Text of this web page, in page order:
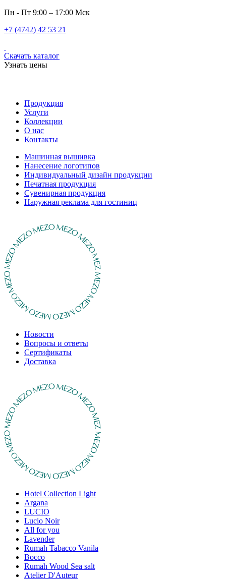
Пн - Пт 9:00 – 17:00 Мск
+7 (4742) 42 53 21
Скачать каталог
Узнать цены
Продукция
Услуги
Коллекции
О нас
Контакты
Машинная вышивка
Нанесение логотипов
Индивидуальный дизайн продукции
Печатная продукция
Сувенирная продукция
Наружная реклама для гостиниц
Новости
Вопросы и ответы
Сертификаты
Доставка
Hotel Collection Light
Argana
LUCIO
Lucio Noir
All for you
Lavender
Rumah Tabacco Vanila
Bocco
Rumah Wood Sea salt
Atelier D'Auteur